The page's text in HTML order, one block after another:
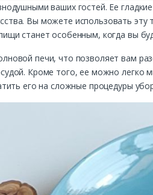
ваших гостей. Ее
Вы можете использовать эту
станет особенным, когда вы
печи, что позволяет вам
Кроме того, ее можно
его на сложные процедуры